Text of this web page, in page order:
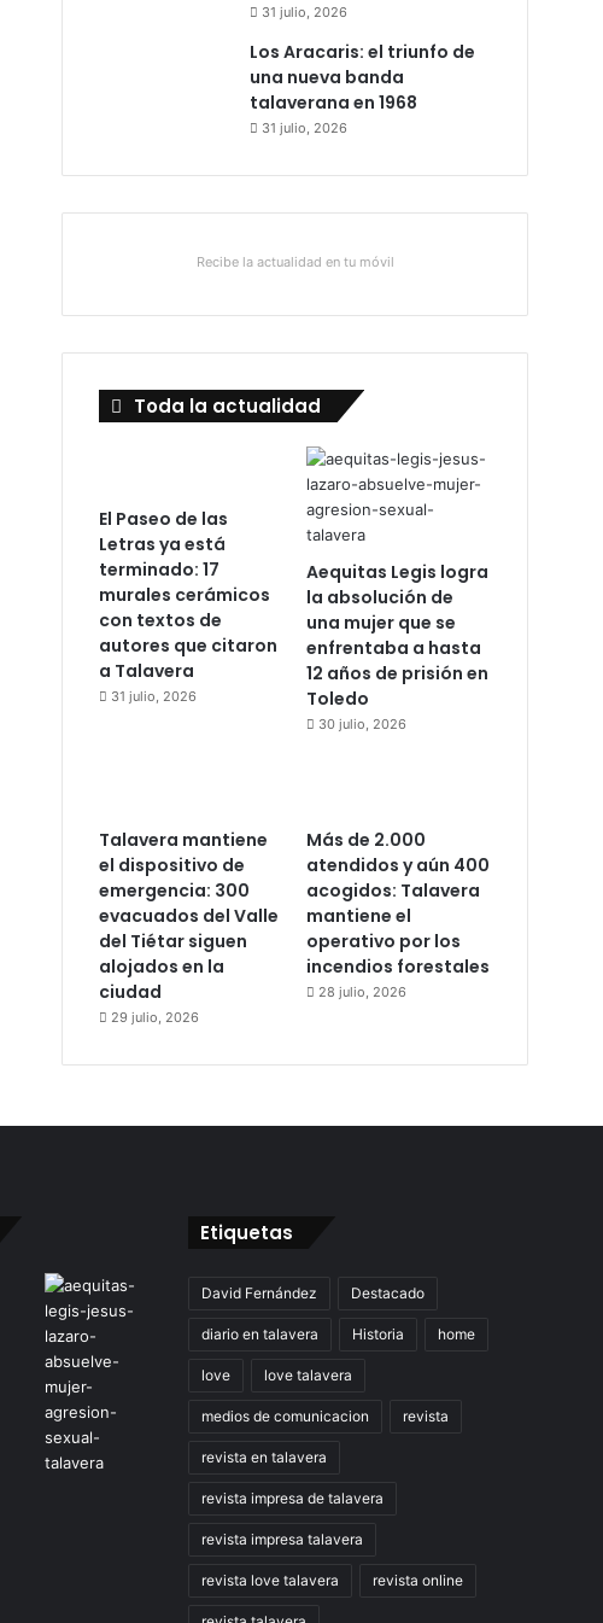
31 julio, 2026
Los Aracaris: el triunfo de
una nueva banda
talaverana en 1968
31 julio, 2026
Recibe la actualidad en tu móvil
Toda la actualidad
El Paseo de las
Letras ya está
terminado: 17
murales cerámicos
con textos de
autores que citaron
a Talavera
31 julio, 2026
Aequitas Legis logra
la absolución de
una mujer que se
enfrentaba a hasta
12 años de prisión en
Toledo
30 julio, 2026
Talavera mantiene
el dispositivo de
emergencia: 300
evacuados del Valle
del Tiétar siguen
alojados en la
ciudad
29 julio, 2026
Más de 2.000
atendidos y aún 400
acogidos: Talavera
mantiene el
operativo por los
incendios forestales
28 julio, 2026
Etiquetas
David Fernández Destacado
diario en talavera Historia home
love love talavera
medios de comunicacion revista
revista en talavera
revista impresa de talavera
revista impresa talavera
revista love talavera revista online